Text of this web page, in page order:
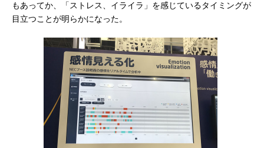
もあってか、「ストレス、イライラ」を感じているタイミングが
目立つことが明らかになった。